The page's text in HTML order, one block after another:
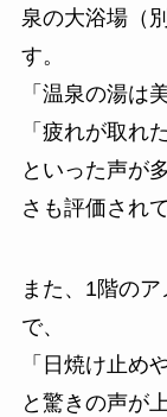
泉の大浴場（
す。
「温泉の湯は
「疲れが取れた
といった声が
さも評価され
また、1階の
で、
「日焼け止め
と驚きの声が